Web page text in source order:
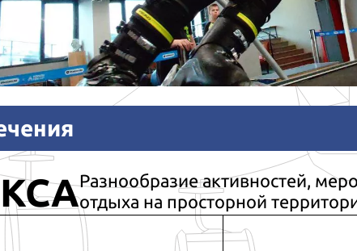
Разнообразие активностей,
отдыха на просторной